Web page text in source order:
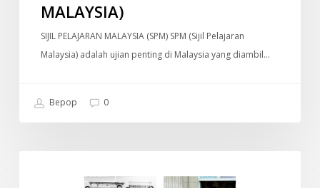
MALAYSIA)
SIJIL PELAJARAN MALAYSIA (SPM) SPM (Sijil Pelajaran
Malaysia) adalah ujian penting di Malaysia yang diambil…
Bepop 0
DOKUMENTARI